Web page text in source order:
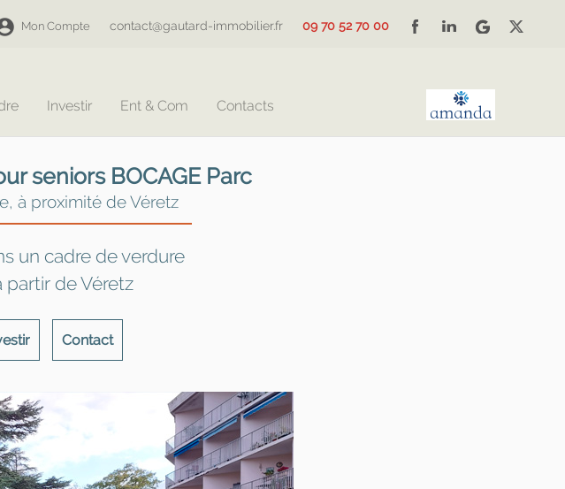
Mon Compte contact@gautard-immobilier.fr 09 70 52 70 00
Investir Ent & Com Contacts
seniors BOCAGE Parc
à proximité de Véretz
un cadre de verdure
de Véretz
Contact